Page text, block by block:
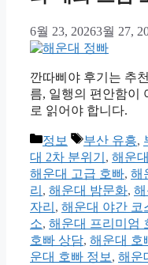
6월 23, 20263월 27,
깐따삐야 후기는 추
름, 일행의 편안함이
로 읽어야 합니다.
카
테
고
리
정보
태
그
부산 유흥,
대 2차 분위기 , 해운
해운대 고급 호빠, 해
리 , 해운대 밤문화,
자리 , 해운대 야간 코
소, 해운대 프리미엄
호빠 상담, 해운대 호
운대 호빠 정보 , 해운